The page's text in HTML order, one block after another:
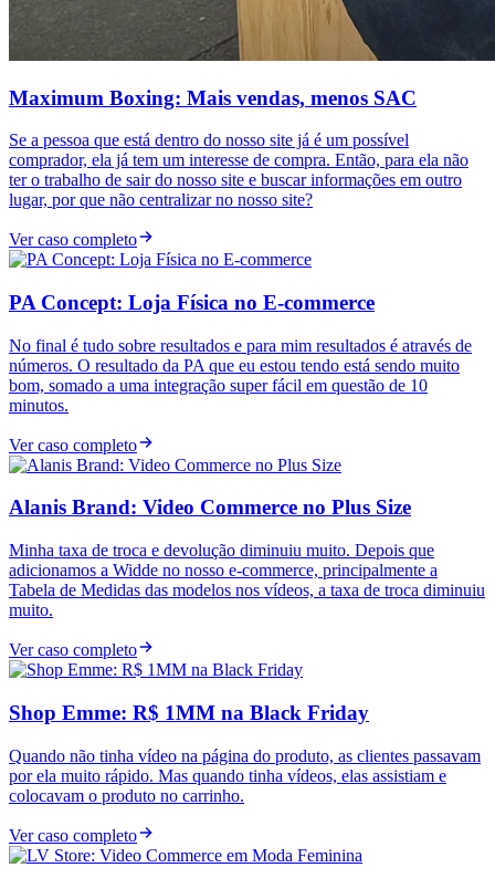
Maximum Boxing: Mais vendas, menos SAC
Se a pessoa que está dentro do nosso site já é um possível
comprador, ela já tem um interesse de compra. Então, para ela não
ter o trabalho de sair do nosso site e buscar informações em outro
lugar, por que não centralizar no nosso site?
Ver caso completo
PA Concept: Loja Física no E-commerce
No final é tudo sobre resultados e para mim resultados é através de
números. O resultado da PA que eu estou tendo está sendo muito
bom, somado a uma integração super fácil em questão de 10
minutos.
Ver caso completo
Alanis Brand: Video Commerce no Plus Size
Minha taxa de troca e devolução diminuiu muito. Depois que
adicionamos a Widde no nosso e-commerce, principalmente a
Tabela de Medidas das modelos nos vídeos, a taxa de troca diminuiu
muito.
Ver caso completo
Shop Emme: R$ 1MM na Black Friday
Quando não tinha vídeo na página do produto, as clientes passavam
por ela muito rápido. Mas quando tinha vídeos, elas assistiam e
colocavam o produto no carrinho.
Ver caso completo